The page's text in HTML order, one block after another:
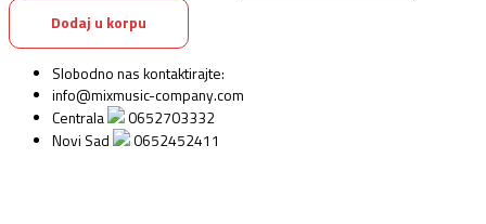
Dodaj u korpu
Slobodno nas kontaktirajte:
info@mixmusic-company.com
Centrala
0652703332
Novi Sad
0652452411